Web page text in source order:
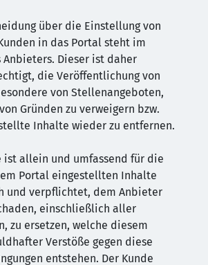
über die Einstellung von
in das Portal steht im
Anbieters. Dieser ist daher
die Veröffentlichung von
von Stellenangeboten,
Gründen zu verweigern bzw.
Inhalte wieder zu entfernen.
ist allein und umfassend für die
Portal eingestellten Inhalte
und verpflichtet, dem Anbieter
einschließlich aller
zu ersetzen, welche diesem
Verstöße gegen diese
entstehen. Der Kunde